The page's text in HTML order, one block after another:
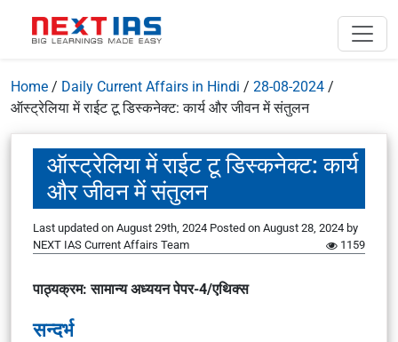
Home / Daily Current Affairs in Hindi / 28-08-2024 /
ऑस्ट्रेलिया में राईट टू डिस्कनेक्ट: कार्य और जीवन में संतुलन
ऑस्ट्रेलिया में राईट टू डिस्कनेक्ट: कार्य
और जीवन में संतुलन
Last updated on August 29th, 2024 Posted on August 28, 2024 by
NEXT IAS Current Affairs Team
1159
पाठ्यक्रम: सामान्य अध्ययन पेपर-4/एथिक्स
सन्दर्भ